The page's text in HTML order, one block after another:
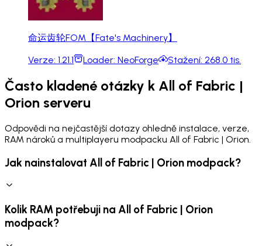
命运齿轮FOM【Fate's Machinery】
Verze: 1.21.1 Loader: NeoForge Stažení: 268.0 tis.
Často kladené otázky k All of Fabric |
Orion serveru
Odpovědi na nejčastější dotazy ohledně instalace, verze,
RAM nároků a multiplayeru modpacku All of Fabric | Orion.
Jak nainstalovat All of Fabric | Orion modpack?
Kolik RAM potřebuji na All of Fabric | Orion
modpack?